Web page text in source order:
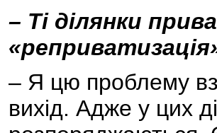
– Ті ділянки
– Я цю проблему
вихід. Адже у цих